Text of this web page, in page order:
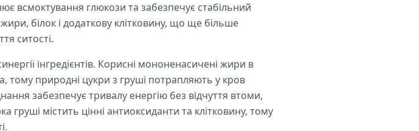
всмоктування глюкози та забезпечує стабільний
білок і додаткову клітковину, що ще більше
ситості.
інгредієнтів. Корисні мононенасичені жири в
тому природні цукри з груші потрапляють у кров
забезпечує тривалу енергію без відчуття втоми,
груші містить цінні антиоксиданти та клітковину, тому